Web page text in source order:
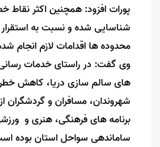
پورات افزود: همچنین اکثر نقاط
شناسایی شده و نسبت به
محدوده ها اقدامات لازم انجام
وی گفت: در راستای خدمات
های سالم سازی دریا، کاهش
شهروندان، مسافران و گردشگران
برنامه های فرهنگی، هنری و
ساماندهی سواحل استان بوده